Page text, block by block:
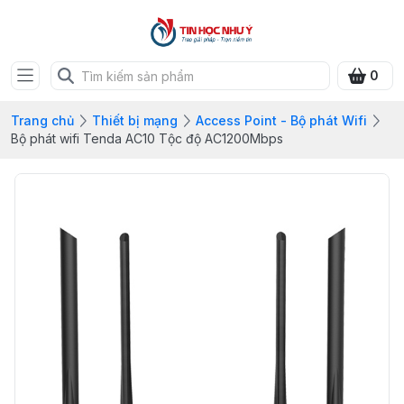
0
Trang chủ Thiết bị mạng
Access Point - Bộ phát Wifi
Bộ phát wifi Tenda AC10 Tộc độ AC1200Mbps